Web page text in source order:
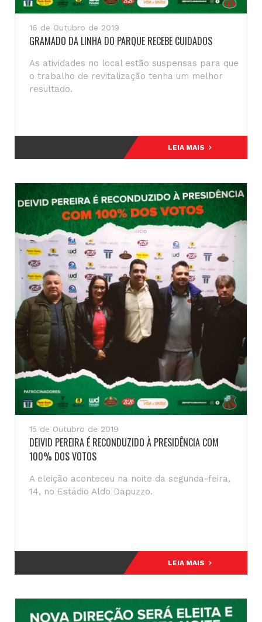
16 de Outubro de 2019
GRAMADO DA LINHA DO PARQUE RECEBE CUIDADOS
As atividades no local estão suspensas para que
o trabalho de revitalização tenha um melhor
resultado.
LEIA MAIS
15 de Outubro de 2019
DEIVID PEREIRA É RECONDUZIDO À PRESIDÊNCIA COM
100% DOS VOTOS
A eleição aconteceu na noite da segunda-feira,
14, no Estádio Aldo Dapuzzo.
LEIA MAIS